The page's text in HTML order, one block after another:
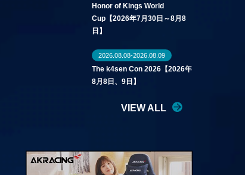
Honor of Kings World
Cup【2026年7月30日～8月8
日】
2026.08.08-2026.08.09
The k4sen Con 2026【2026年
8月8日、9日】
VIEW ALL